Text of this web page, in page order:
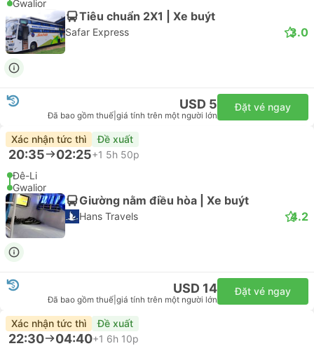
Gwalior
Tiêu chuẩn 2X1 | Xe buýt
Safar Express 3.0
USD 5
Đã bao gồm thuế giá tính trên một người lớn
Đặt vé ngay
Xác nhận tức thì Đề xuất
20:35 02:25+1 5h 50p
Đê-Li
Gwalior
Giường nằm điều hòa | Xe buýt
Hans Travels 4.2
USD 14
Đã bao gồm thuế giá tính trên một người lớn
Đặt vé ngay
Xác nhận tức thì Đề xuất
22:30 04:40+1 6h 10p